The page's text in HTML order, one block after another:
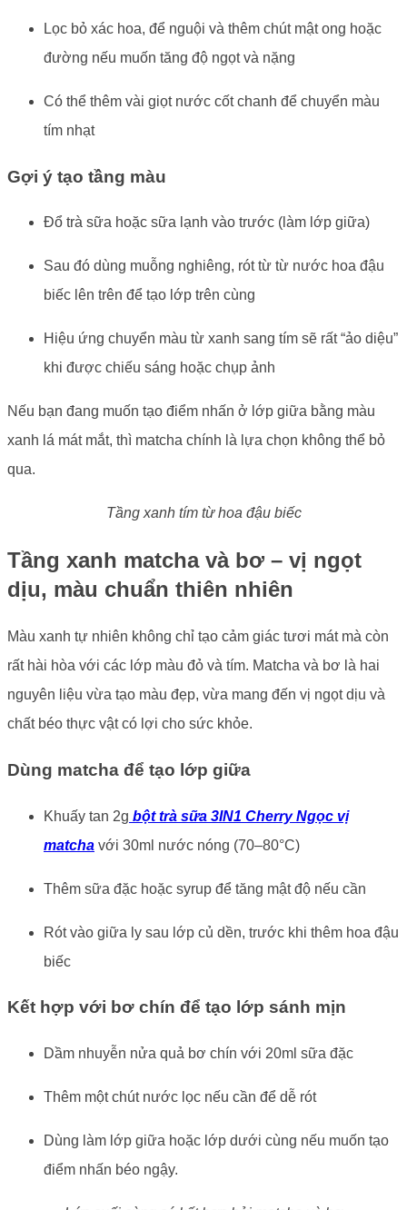
Lọc bỏ xác hoa, để nguội và thêm chút mật ong hoặc
đường nếu muốn tăng độ ngọt và nặng
Có thể thêm vài giọt nước cốt chanh để chuyển màu
tím nhạt
Gợi ý tạo tầng màu
Đổ trà sữa hoặc sữa lạnh vào trước (làm lớp giữa)
Sau đó dùng muỗng nghiêng, rót từ từ nước hoa đậu
biếc lên trên để tạo lớp trên cùng
Hiệu ứng chuyển màu từ xanh sang tím sẽ rất “ảo diệu”
khi được chiếu sáng hoặc chụp ảnh
Nếu bạn đang muốn tạo điểm nhấn ở lớp giữa bằng màu
xanh lá mát mắt, thì matcha chính là lựa chọn không thể bỏ
qua.
Tầng xanh tím từ hoa đậu biếc
Tầng xanh matcha và bơ – vị ngọt
dịu, màu chuẩn thiên nhiên
Màu xanh tự nhiên không chỉ tạo cảm giác tươi mát mà còn
rất hài hòa với các lớp màu đỏ và tím. Matcha và bơ là hai
nguyên liệu vừa tạo màu đẹp, vừa mang đến vị ngọt dịu và
chất béo thực vật có lợi cho sức khỏe.
Dùng matcha để tạo lớp giữa
Khuấy tan 2g bột trà sữa 3IN1 Cherry Ngọc vị
matcha với 30ml nước nóng (70–80°C)
Thêm sữa đặc hoặc syrup để tăng mật độ nếu cần
Rót vào giữa ly sau lớp củ dền, trước khi thêm hoa đậu
biếc
Kết hợp với bơ chín để tạo lớp sánh mịn
Dầm nhuyễn nửa quả bơ chín với 20ml sữa đặc
Thêm một chút nước lọc nếu cần để dễ rót
Dùng làm lớp giữa hoặc lớp dưới cùng nếu muốn tạo
điểm nhấn béo ngậy.